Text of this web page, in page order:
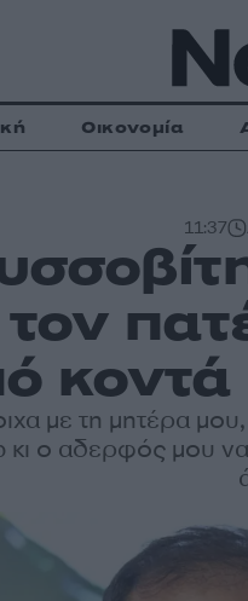
Οικονομία
11:37
τον
κοντά
με τη μητέρα
κι ο αδερφός μου